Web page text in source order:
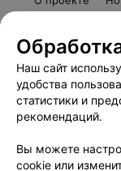
Наш сайт
удобства
статистики и
рекомендаций.
Вы можете
cookie или